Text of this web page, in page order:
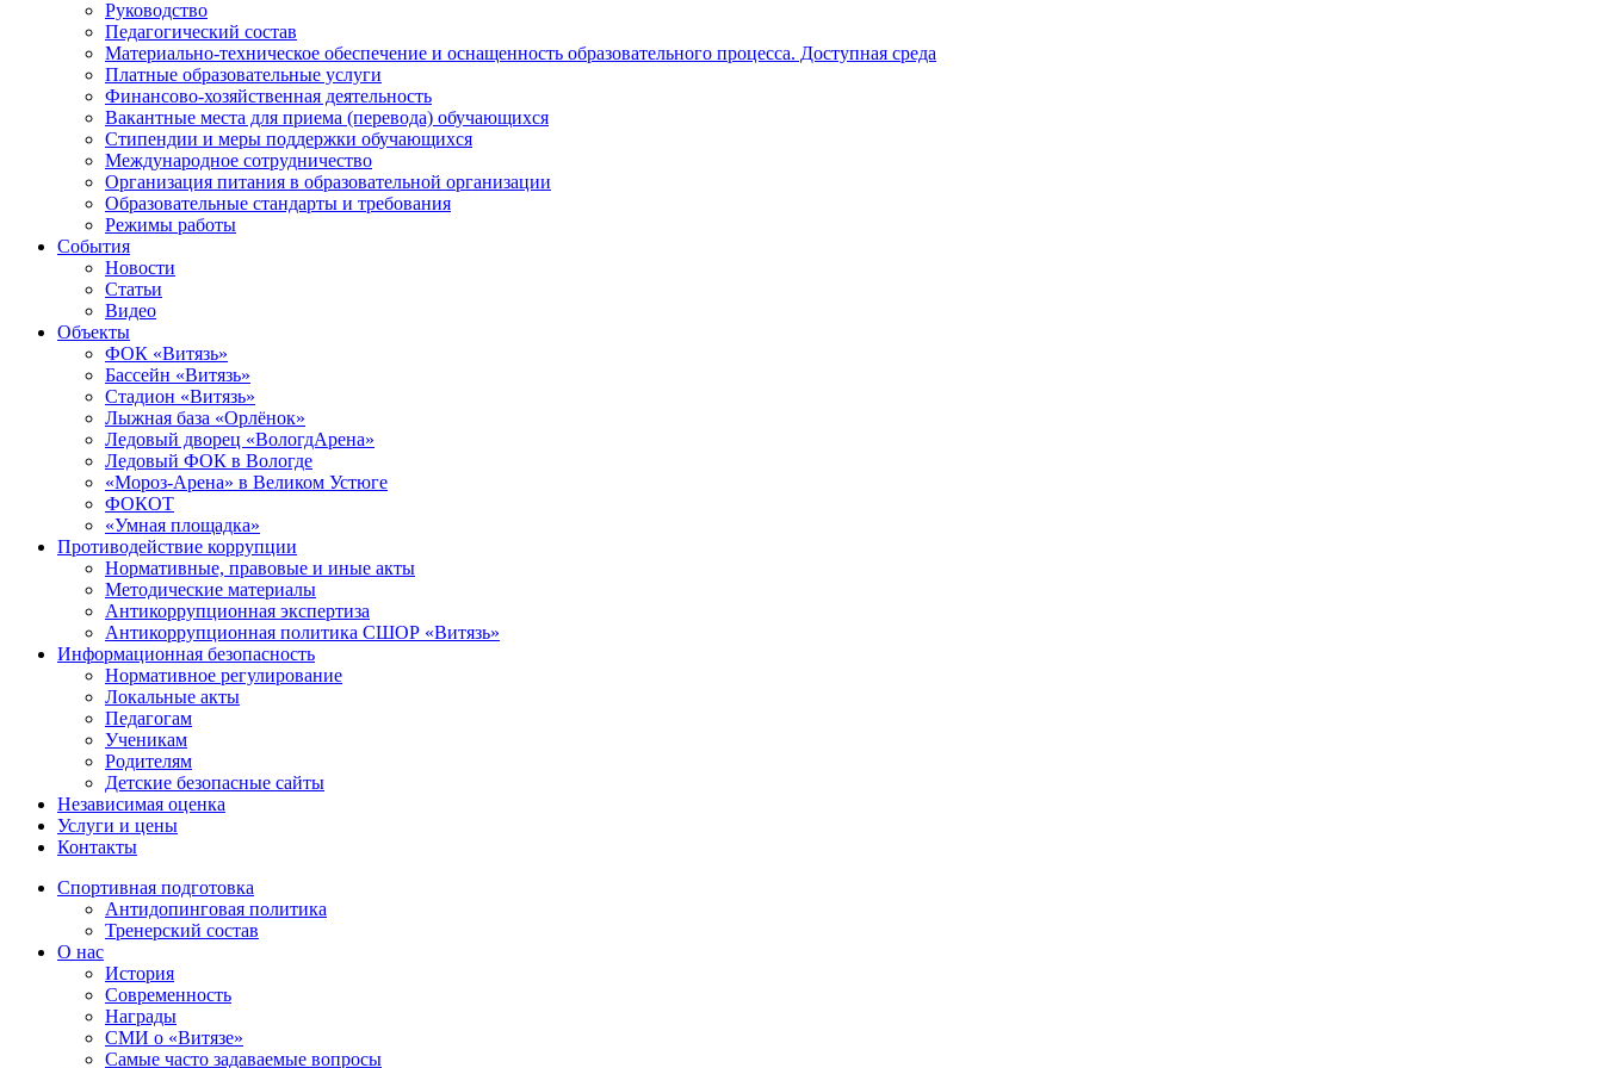
Руководство
Педагогический состав
Материально-техническое обеспечение и оснащенность образовательного процесса. Доступная среда
Платные образовательные услуги
Финансово-хозяйственная деятельность
Вакантные места для приема (перевода) обучающихся
Стипендии и меры поддержки обучающихся
Международное сотрудничество
Организация питания в образовательной организации
Образовательные стандарты и требования
Режимы работы
События
Новости
Статьи
Видео
Объекты
ФОК «Витязь»
Бассейн «Витязь»
Стадион «Витязь»
Лыжная база «Орлёнок»
Ледовый дворец «ВологдАрена»
Ледовый ФОК в Вологде
«Мороз-Арена» в Великом Устюге
ФОКОТ
«Умная площадка»
Противодействие коррупции
Нормативные, правовые и иные акты
Методические материалы
Антикоррупционная экспертиза
Антикоррупционная политика СШОР «Витязь»
Информационная безопасность
Нормативное регулирование
Локальные акты
Педагогам
Ученикам
Родителям
Детские безопасные сайты
Независимая оценка
Услуги и цены
Контакты
Спортивная подготовка
Антидопинговая политика
Тренерский состав
О нас
История
Современность
Награды
СМИ о «Витязе»
Самые часто задаваемые вопросы